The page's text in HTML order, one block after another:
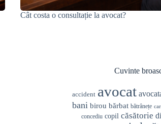
Cât costa o consultație la avocat?
Cuvinte
accident avocat
bani birou bărbat bătrânețe
concediu copil căsătorie